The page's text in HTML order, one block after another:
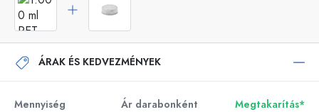
ÁRAK ÉS KEDVEZMÉNYEK
Mennyiség Ár darabonként
Megtakarítás*